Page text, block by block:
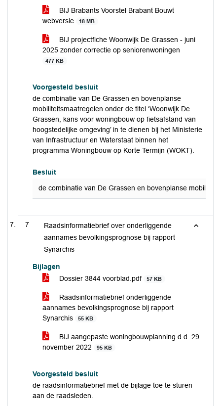
BIJ Brabants Voorstel Brabant Bouwt
webversie
18 MB
BIJ projectfiche Woonwijk De Grassen - juni
2025 zonder correctie op seniorenwoningen
477 KB
Voorgesteld besluit
de combinatie van De Grassen en bovenplanse
mobiliteitsmaatregelen onder de titel ‘Woonwijk De
Grassen, kans voor woningbouw op fietsafstand van
hoogstedelijke omgeving’ in te dienen bij het Ministerie
van Infrastructuur en Waterstaat binnen het
programma Woningbouw op Korte Termijn (WOKT).
Besluit
de combinatie van De Grassen en bovenplanse
7
Raadsinformatiebrief over onderliggende
aannames bevolkingsprognose bij rapport
Synarchis
Bijlagen
Dossier 3844 voorblad.pdf
57 KB
Raadsinformatiebrief onderliggende
aannames bevolkingsprognose bij rapport
Synarchis
55 KB
BIJ aangepaste woningbouwplanning d.d. 29
november 2022
95 KB
Voorgesteld besluit
de raadsinformatiebrief met de bijlage toe te sturen
aan de raadsleden.